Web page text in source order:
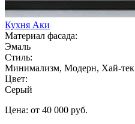
Кухня Аки
Материал фасада:
Эмаль
Стиль:
Минимализм, Модерн, Хай-тек
Цвет:
Серый
Цена: от 40 000 руб.